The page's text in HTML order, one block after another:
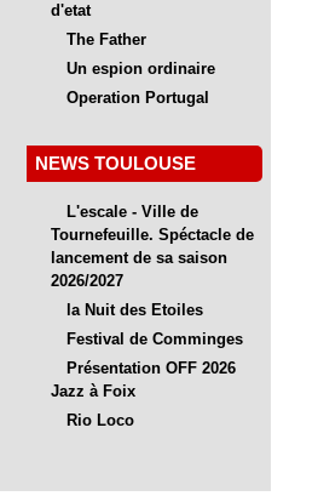
d'etat
The Father
Un espion ordinaire
Operation Portugal
NEWS TOULOUSE
L'escale - Ville de
Tournefeuille. Spéctacle de
lancement de sa saison
2026/2027
la Nuit des Etoiles
Festival de Comminges
Présentation OFF 2026
Jazz à Foix
Rio Loco